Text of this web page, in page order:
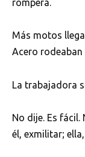
romperá.
Más motos
Acero rodeaban
La trabajadora
No dije. Es fácil.
él, exmilitar;